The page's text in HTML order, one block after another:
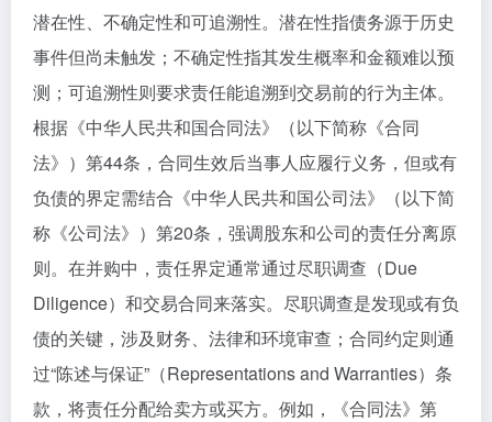
潜在性、不确定性和可追溯性。潜在性指债务源于历史
事件但尚未触发；不确定性指其发生概率和金额难以预
测；可追溯性则要求责任能追溯到交易前的行为主体。
根据《中华人民共和国合同法》（以下简称《合同
法》）第44条，合同生效后当事人应履行义务，但或有
负债的界定需结合《中华人民共和国公司法》（以下简
称《公司法》）第20条，强调股东和公司的责任分离原
则。在并购中，责任界定通常通过尽职调查（Due
Diligence）和交易合同来落实。尽职调查是发现或有负
债的关键，涉及财务、法律和环境审查；合同约定则通
过“陈述与保证”（Representations and Warranties）条
款，将责任分配给卖方或买方。例如，《合同法》第